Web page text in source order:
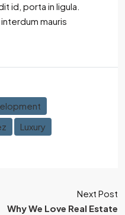
id, porta in ligula.
mauris
Luxury
Next Post
Why We Love Real Estate